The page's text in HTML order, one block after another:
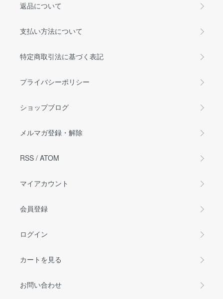
返品について
支払い方法について
特定商取引法に基づく表記
プライバシーポリシー
ショップブログ
メルマガ登録・解除
RSS / ATOM
マイアカウント
会員登録
ログイン
カートを見る
お問い合わせ